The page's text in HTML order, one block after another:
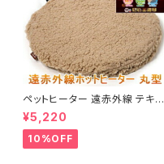
ペットヒーター 遠赤外線 テキオ
ンヒーター 丸型 まる チワワ 小
型犬 犬用ヒーター
¥5,220
10%OFF